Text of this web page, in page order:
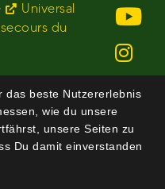
Universal
du
das beste Nutzererlebnis
wie du unsere
unsere Seiten zu
Du damit einverstanden